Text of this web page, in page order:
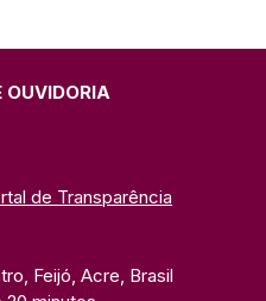
OUVIDORIA
de Transparência
Feijó, Acre, Brasil